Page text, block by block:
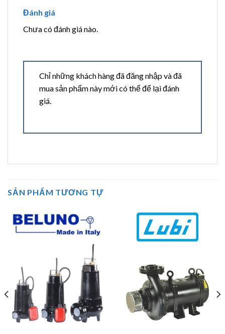
Đánh giá
Chưa có đánh giá nào.
Chỉ những khách hàng đã đăng nhập và đã
mua sản phẩm này mới có thể để lại đánh
giá.
SẢN PHẨM TƯƠNG TỰ